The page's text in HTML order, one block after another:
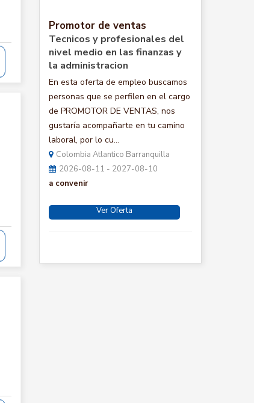
Promotor de ventas
Tecnicos y profesionales del
nivel medio en las finanzas y
la administracion
En esta oferta de empleo buscamos
personas que se perfilen en el cargo
de PROMOTOR DE VENTAS, nos
gustaría acompañarte en tu camino
laboral, por lo cu...
Colombia Atlantico Barranquilla
2026-08-11 - 2027-08-10
a convenir
Ver Oferta